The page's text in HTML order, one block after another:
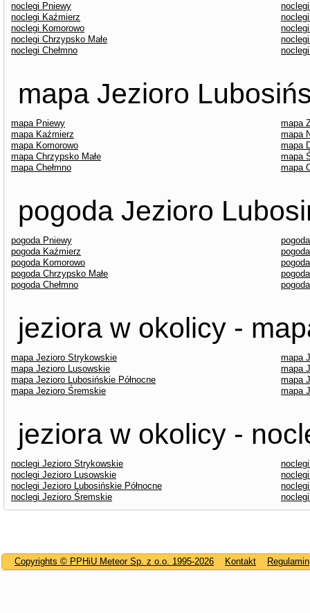
noclegi Pniewy
noclegi Kaźmierz
noclegi Komorowo
noclegi Chrzypsko Małe
noclegi Chełmno
mapa Jezioro
mapa Pniewy
mapa
mapa Kaźmierz
mapa
mapa Komorowo
mapa
mapa Chrzypsko Małe
mapa
mapa Chełmno
mapa
pogoda Jezioro
pogoda Pniewy
pogoda Kaźmierz
pogoda Komorowo
pogoda Chrzypsko Małe
pogoda Chełmno
jeziora w okolicy -
mapa Jezioro Strykowskie
mapa
mapa Jezioro Lusowskie
mapa
mapa Jezioro Lubosińskie Północne
mapa
mapa Jezioro Śremskie
mapa
jeziora w okolicy -
noclegi Jezioro Strykowskie
noclegi Jezioro Lusowskie
noclegi Jezioro Lubosińskie Północne
noclegi Jezioro Śremskie
Copyrights © PPHiU Meteor Sp. z o.o. 1995-2026 Kontakt Regulamin